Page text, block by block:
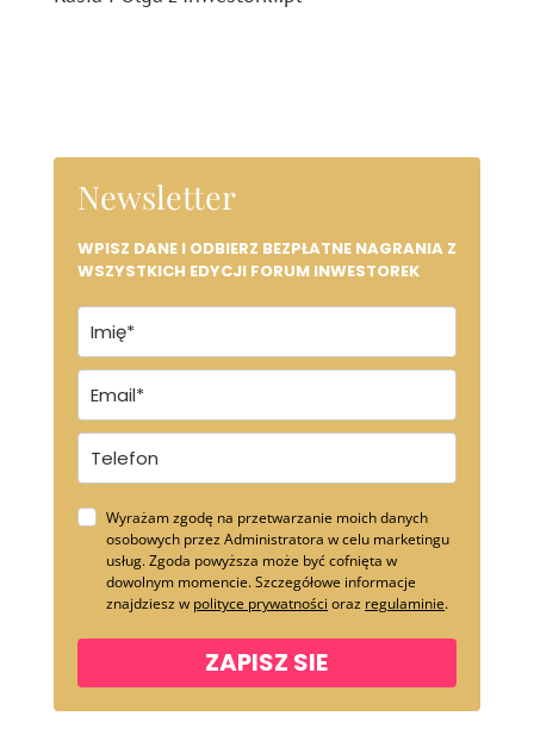
Newsletter
WPISZ DANE I ODBIERZ BEZPŁATNE NAGRANIA Z
WSZYSTKICH EDYCJI FORUM INWESTOREK
Wyrażam zgodę na przetwarzanie moich danych
osobowych przez Administratora w celu marketingu
usług. Zgoda powyższa może być cofnięta w
dowolnym momencie. Szczegółowe informacje
znajdziesz w polityce prywatności oraz regulaminie.
ZAPISZ SIE